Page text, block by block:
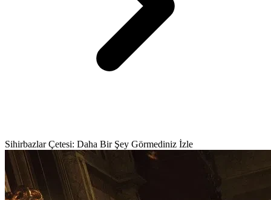
Sihirbazlar Çetesi: Daha Bir Şey Görmediniz İzle